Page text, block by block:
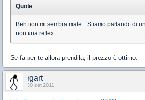
Quote
Beh non mi sembra male... Stiamo parlando di
non una reflex...
Se fa per te allora prendila, il prezzo è ottimo.
rgart
30 set 2011